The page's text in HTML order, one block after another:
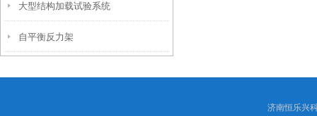
域的重要应用
大型结构加载试验系统
自平衡反力架
济南恒乐兴